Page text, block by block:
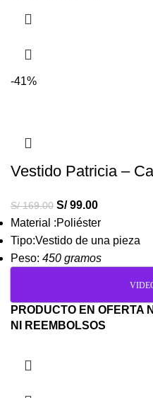
-41%
Vestido Patricia –
S/169.00 S/99.00
Material :Poliéster
Tipo:Vestido de una pieza
Peso: 450 gramos
PRODUCTO EN OFERTA
NI REEMBOLSOS